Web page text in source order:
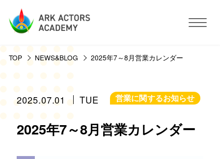
アークアクターズアカデミーについて
コース・予約方法・料金
スタジオ設備
TOP NEWS&BLOG 2025年7～8月営業カレンダー
2025.07.01 TUE 営業に関するお知らせ
2025年7～8月営業カレンダー